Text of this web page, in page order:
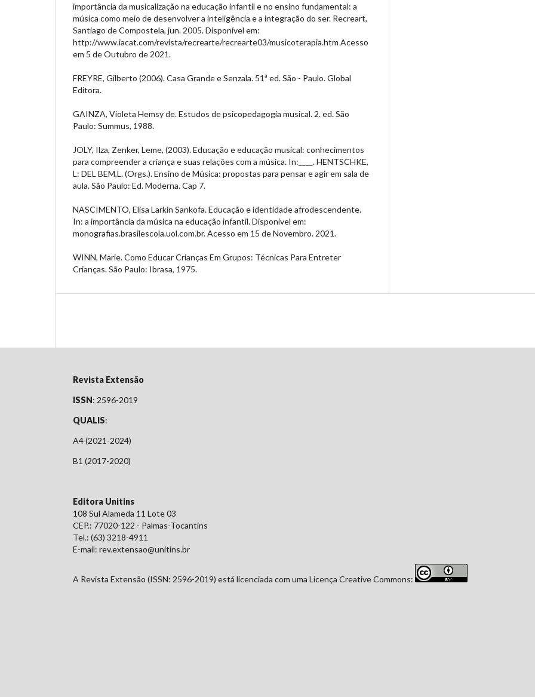
importância da musicalização na educação infantil e no ensino fundamental: a
música como meio de desenvolver a inteligência e a integração do ser. Recreart,
Santiago de Compostela, jun. 2005. Disponível em:
http://www.iacat.com/revista/recrearte/recrearte03/musicoterapia.htm Acesso
em 5 de Outubro de 2021.
FREYRE, Gilberto (2006). Casa Grande e Senzala. 51ª ed. São - Paulo. Global
Editora.
GAINZA, Violeta Hemsy de. Estudos de psicopedagogia musical. 2. ed. São
Paulo: Summus, 1988.
JOLY, Ilza, Zenker, Leme, (2003). Educação e educação musical: conhecimentos
para compreender a criança e suas relações com a música. In:____. HENTSCHKE,
L: DEL BEM,L. (Orgs.). Ensino de Música: propostas para pensar e agir em sala de
aula. São Paulo: Ed. Moderna. Cap 7.
NASCIMENTO, Elisa Larkin Sankofa. Educação e identidade afrodescendente.
In: a importância da música na educação infantil. Disponível em:
monografias.brasilescola.uol.com.br. Acesso em 15 de Novembro. 2021.
WINN, Marie. Como Educar Crianças Em Grupos: Técnicas Para Entreter
Crianças. São Paulo: Ibrasa, 1975.
Revista Extensão
ISSN: 2596-2019
QUALIS:
A4 (2021-2024)
B1 (2017-2020)
Editora Unitins
108 Sul Alameda 11 Lote 03
CEP.: 77020-122 - Palmas-Tocantins
Tel.: (63) 3218-4911
E-mail: rev.extensao@unitins.br
A Revista Extensão (ISSN: 2596-2019) está licenciada com uma Licença Creative Commons: